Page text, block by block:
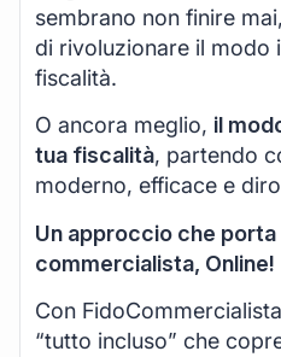
sembrano non finire
di rivoluzionare il modo
fiscalità.
O ancora meglio, il
tua fiscalità, partendo
moderno, efficace e
Un approccio che porta
commercialista, Online!
Con
“tutto incluso” che